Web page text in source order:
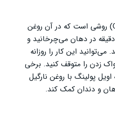
«اویل پولینگ» (Oil pulling) روشی است که در آن روغن
نارگیل را به مدت ۱۰ تا ۱۵ دقیقه در دهان می‌چرخانید و
این کار را روزانه
زدن را متوقف کنید. برخی
پولینگ با روغن نارگیل
و دندان کمک کند.